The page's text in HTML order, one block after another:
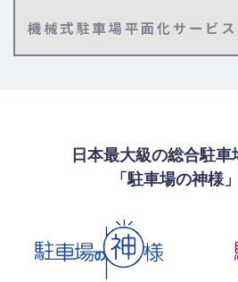
日本最大級の総合駐車
「駐車場の神様